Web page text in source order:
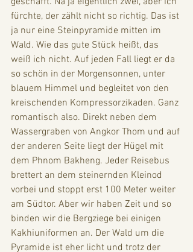
fürchte, der zählt nicht so richtig. Das ist
ja nur eine Steinpyramide mitten im
Wald. Wie das gute Stück heißt, das
weiß ich nicht. Auf jeden Fall liegt er da
so schön in der Morgensonnen, unter
blauem Himmel und begleitet von den
kreischenden Kompressorzikaden. Ganz
romantisch also. Direkt neben dem
Wassergraben von Angkor Thom und auf
der anderen Seite liegt der Hügel mit
dem Phnom Bakheng. Jeder Reisebus
brettert an dem steinernden Kleinod
vorbei und stoppt erst 100 Meter weiter
am Südtor. Aber wir haben Zeit und so
binden wir die Bergziege bei einigen
Kakhiuniformen an. Der Wald um die
Pyramide ist eher licht und trotz der